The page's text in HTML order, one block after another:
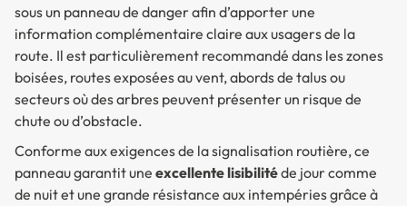
sous un panneau de danger afin d’apporter une
information complémentaire claire aux usagers de la
route. Il est particulièrement recommandé dans les zones
boisées, routes exposées au vent, abords de talus ou
secteurs où des arbres peuvent présenter un risque de
chute ou d’obstacle.
Conforme aux exigences de la signalisation routière, ce
panneau garantit une excellente lisibilitéde jour comme
de nuit et une grande résistance aux intempéries grâce à